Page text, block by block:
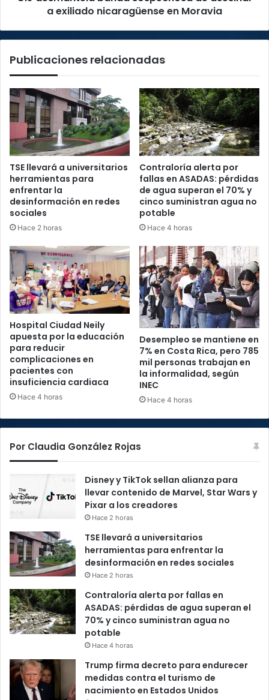
a exiliado nicaragüense en Moravia
Publicaciones relacionadas
TSE llevará a universitarios
herramientas para
enfrentar la
desinformación en redes
sociales
Hace 2 horas
Contraloría alerta por
fallas en ASADAS: pérdidas
de agua superan el 70% y
cinco suministran agua no
potable
Hace 4 horas
Hospital Ciudad Neily
apuesta por la educación
para reducir
complicaciones en
pacientes con
insuficiencia cardiaca
Hace 4 horas
Desempleo se mantiene en
7% en Costa Rica, pero 785
mil personas trabajan en
la informalidad, según
INEC
Hace 4 horas
Por Claudia González Rojas
Disney y TikTok sellan alianza para
llevar contenido de Marvel, Star Wars y
Pixar a los creadores
Hace 2 horas
TSE llevará a universitarios
herramientas para enfrentar la
desinformación en redes sociales
Hace 2 horas
Contraloría alerta por fallas en
ASADAS: pérdidas de agua superan el
70% y cinco suministran agua no
potable
Hace 4 horas
Trump firma decreto para endurecer
medidas contra el turismo de
nacimiento en Estados Unidos